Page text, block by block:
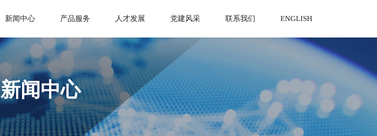
明泉介绍
企业文化 品牌荣誉
发展历程
新闻中心
宣传视频
通知公告 安环公告
产品服务
基础产业
精细化工产品 PSPI产品
PPS产品
人才发展
人才理念
人才培养
党建风采
党建园地 职工风采
联系我们
地理位置
ENGLISH
新闻中心